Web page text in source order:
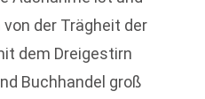
der Trägheit der
dem Dreigestirn
Buchhandel groß